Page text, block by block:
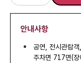
안내사항
공연, 전시관람
주차면 717면(